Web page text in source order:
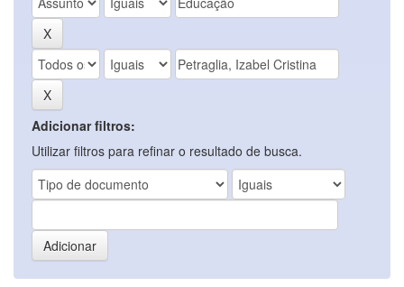
Adicionar filtros:
Utilizar filtros para refinar o resultado de busca.